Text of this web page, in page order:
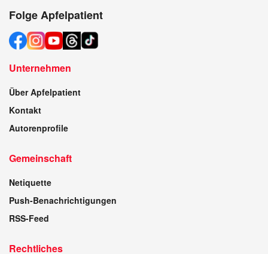
Folge Apfelpatient
Unternehmen
Über Apfelpatient
Kontakt
Autorenprofile
Gemeinschaft
Netiquette
Push-Benachrichtigungen
RSS-Feed
Rechtliches